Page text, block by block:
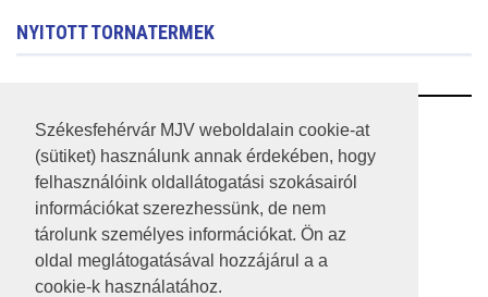
Székesfehérvár MJV weboldalain cookie-at
(sütiket) használunk annak érdekében, hogy
felhasználóink oldallátogatási szokásairól
információkat szerezhessünk, de nem
tárolunk személyes információkat. Ön az
oldal meglátogatásával hozzájárul a a
cookie-k használatához.
NYITOTT TORNATERMEK
RSS
A HONLAP 2017.03.31-I ÁLLAPOTA
JOGI NYILATKOZAT
IMPRESSZUM